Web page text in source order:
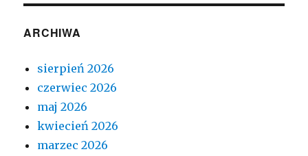
ARCHIWA
sierpień 2026
czerwiec 2026
maj 2026
kwiecień 2026
marzec 2026